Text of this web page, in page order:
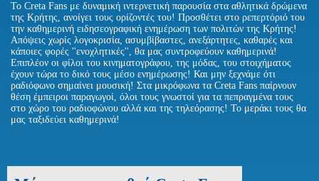
Το Creta Fans με δυναμική ιντερνετική παρουσία στα αθλητικά δρώμενα
της Κρήτης, ανοίγει τους ορίζοντές του! Προσθέτει στο ρεπερτόριό του
την καθημερινή ειδησεογραφική ενημέρωση των πολιτών της Κρήτης!
Απόψεις χωρίς λογοκρισία, ασυμβίβαστες, ανεξάρτητες, καθαρές και
κάποιες φορές ''ενοχλητικές'', θα μας συντροφεύουν καθημερινά!
Επιπλέον οι φίλοι του κινηματογράφου, της μόδας, του στοιχήματος
έχουν τώρα το δικό τους μέσο ενημέρωσης! Και μην ξεχνάμε ότι
ραδιόφωνο σημαίνει μουσική! Στα μικρόφωνα τα Creta Fans παίρνουν
θέση έμπειροι παραγωγοί, όλοι τους γνωστοί για τα πεπραγμένα τους
στο χώρο του ραδιοφώνου αλλά και της τηλεόρασης! Το μεράκι τους θα
μας ταξιδεύει καθημερινά!